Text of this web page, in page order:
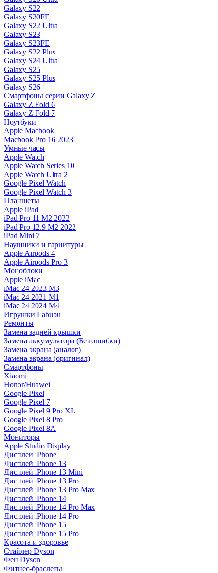
Galaxy S22
Galaxy S20FE
Galaxy S22 Ultra
Galaxy S23
Galaxy S23FE
Galaxy S22 Plus
Galaxy S24 Ultra
Galaxy S25
Galaxy S25 Plus
Galaxy S26
Смартфоны серии Galaxy Z
Galaxy Z Fold 6
Galaxy Z Fold 7
Ноутбуки
Apple Macbook
Macbook Pro 16 2023
Умные часы
Apple Watch
Apple Watch Series 10
Apple Watch Ultra 2
Google Pixel Watch
Google Pixel Watch 3
Планшеты
Apple iPad
iPad Pro 11 M2 2022
iPad Pro 12.9 M2 2022
iPad Mini 7
Наушники и гарнитуры
Apple Airpods 4
Apple Airpods Pro 3
Моноблоки
Apple iMac
iMac 24 2023 M3
iMac 24 2021 M1
iMac 24 2024 M4
Игрушки Labubu
Ремонты
Замена задней крышки
Замена аккумулятора (Без ошибки)
Замена экрана (аналог)
Замена экрана (оригинал)
Смартфоны
Xiaomi
Honor/Huawei
Google Pixel
Google Pixel 7
Google Pixel 9 Pro XL
Google Pixel 8 Pro
Google Pixel 8A
Мониторы
Apple Studio Display
Дисплеи iPhone
Дисплей iPhone 13
Дисплей iPhone 13 Mini
Дисплей iPhone 13 Pro
Дисплей iPhone 13 Pro Max
Дисплей iPhone 14
Дисплей iPhone 14 Pro Max
Дисплей iPhone 14 Pro
Дисплей iPhone 15
Дисплей iPhone 15 Pro
Красота и здоровье
Стайлер Dyson
Фен Dyson
Фитнес-браслеты